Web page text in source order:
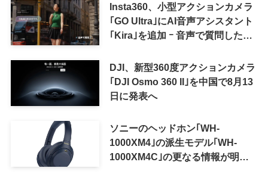
Insta360、小型アクションカメラ
｢GO Ultra｣にAI音声アシスタント
｢Kira｣を追加 ｰ 音声で質問した
可能に
DJI、新型360度アクションカメラ
｢DJI Osmo 360 II｣を中国で8月13
日に発表へ
ソニーのヘッドホン｢WH-
1000XM4｣の派生モデル｢WH-
1000XM4C｣の更なる情報が明ら